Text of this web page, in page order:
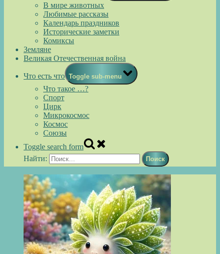
В мире животных
Любимые рассказы
Календарь праздников
Исторические заметки
Комиксы
Земляне
Великая Отечественная война
Что есть что Toggle sub-menu
Что такое …?
Спорт
Цирк
Микрокосмос
Космос
Союзы
Toggle search form
Найти: